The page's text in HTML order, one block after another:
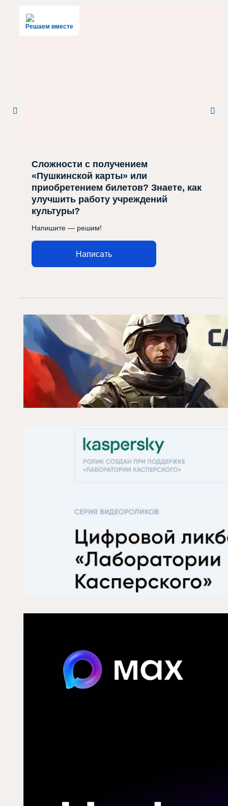
Решаем вместе
Сложности с получением
«Пушкинской карты» или
приобретением билетов? Знаете, как
улучшить работу учреждений
культуры?
Напишите — решим!
Написать